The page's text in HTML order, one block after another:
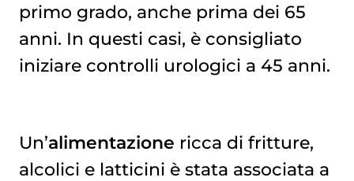
primo grado, anche prima dei 65
anni. In questi casi, è consigliato
iniziare controlli urologici a 45 anni.
Un’alimentazione ricca di fritture,
alcolici e latticini è stata associata a